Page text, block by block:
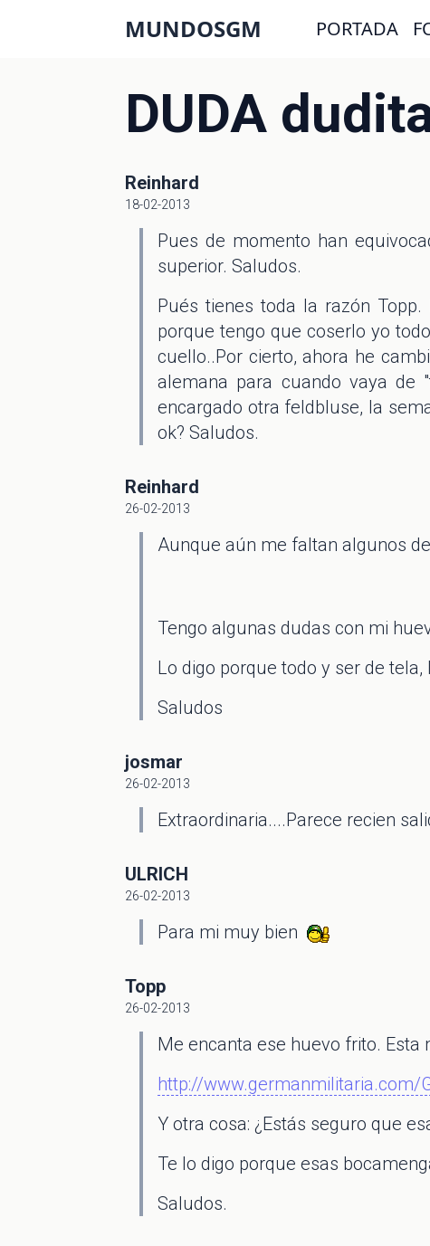
MUNDOSGM PORTADA
DUDA
Reinhard
18-02-2013
Pues de momento han
superior. Saludos.
Pués tienes toda la razón
porque tengo que coserlo yo
cuello..Por cierto, ahora he
alemana para cuando vaya de
encargado otra feldbluse, la
ok? Saludos.
Reinhard
26-02-2013
Aunque aún me faltan algunos
Tengo algunas dudas con mi
Lo digo porque todo y ser de
Saludos
josmar
26-02-2013
Extraordinaria....Parece recien
ULRICH
26-02-2013
Para mi muy bien
Topp
26-02-2013
Me encanta ese huevo frito.
http://www.germanmilitaria.com/
Y otra cosa: ¿Estás seguro que
Te lo digo porque esas
Saludos.